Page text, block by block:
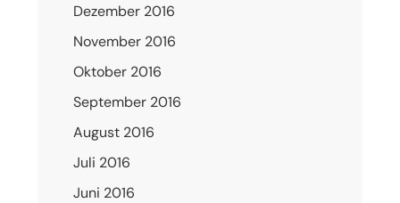
Dezember 2016
November 2016
Oktober 2016
September 2016
August 2016
Juli 2016
Juni 2016